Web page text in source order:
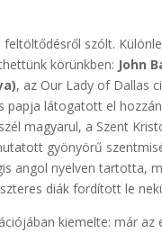
feltöltődésről szólt.
körünkben: John
, az Our Lady of Dallas
papja látogatott el
magyarul, a Szent
gyönyörű
angol nyelven tartotta,
diák fordított le
kiemelte: már az